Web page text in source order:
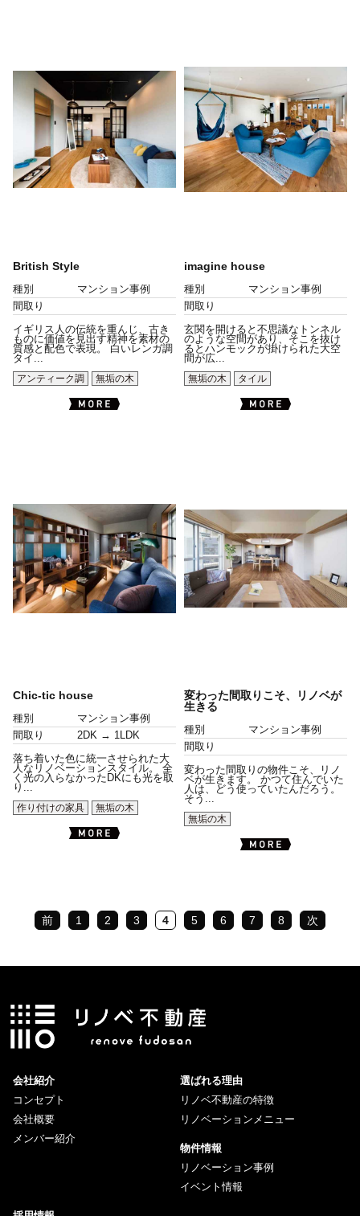
British Style
種別
マンション事例
間取り
イギリス人の伝統を重んじ、古き
ものに価値を見出す精神を素材の
質感と配色で表現。 白いレンガ調
タイ...
アンティーク調
無垢の木
imagine house
種別
マンション事例
間取り
玄関を開けると不思議なトンネル
のような空間があり、そこを抜け
るとハンモックが掛けられた大空
間が広...
無垢の木
タイル
Chic-tic house
種別
マンション事例
間取り
2DK → 1LDK
落ち着いた色に統一させられた大
人なリノベーションスタイル。 全
く光の入らなかったDKにも光を取
り...
作り付けの家具
無垢の木
変わった間取りこそ、リノベが
生きる
種別
マンション事例
間取り
変わった間取りの物件こそ、リノ
ベが生きます。 かつて住んでいた
人は、どう使っていたんだろう。
そう...
無垢の木
前 1 2 3 4 5 6 7 8 次
会社紹介
コンセプト
会社概要
メンバー紹介
選ばれる理由
リノベ不動産の特徴
リノベーションメニュー
物件情報
リノベーション事例
イベント情報